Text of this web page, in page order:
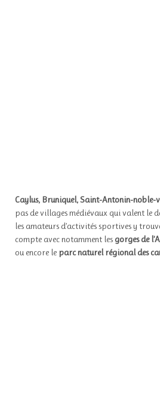
Caylus, Bruniquel, Saint-Antonin-noble-
pas de villages médiévaux qui valent le
les amateurs d’activités sportives y
compte avec notamment les gorges de
ou encore le parc naturel régional des